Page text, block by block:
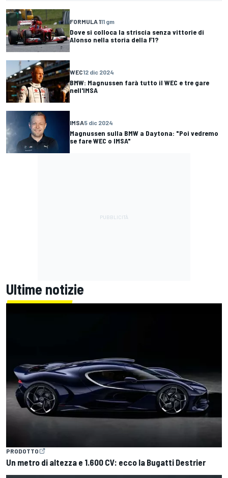
FORMULA 111 gm
Dove si colloca la striscia senza vittorie di
Alonso nella storia della F1?
WEC12 dic 2024
BMW: Magnussen farà tutto il WEC e tre gare
nell'IMSA
IMSA5 dic 2024
Magnussen sulla BMW a Daytona: "Poi vedremo
se fare WEC o IMSA"
Ultime notizie
PRODOTTO
Un metro di altezza e 1.600 CV: ecco la Bugatti Destrier